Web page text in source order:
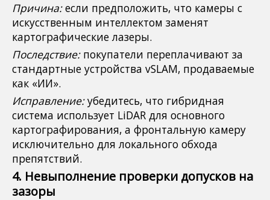
Причина:если предположить, что камеры с
искусственным интеллектом заменят
картографические лазеры.
Последствие: покупатели переплачивают за
стандартные устройства vSLAM, продаваемые
как «ИИ».
Исправление:убедитесь, что гибридная
система использует LiDAR для основного
картографирования, а фронтальную камеру
исключительно для локального обхода
препятствий.
4. Невыполнение проверки допусков на
зазоры